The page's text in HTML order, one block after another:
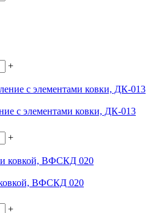
+
с элементами ковки, ДК-013
+
ковкой, ВФСКД 020
+